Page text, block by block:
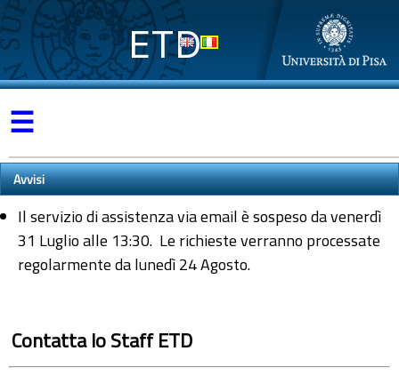
ETD
☰
Avvisi
Il servizio di assistenza via email è sospeso da venerdì
31 Luglio alle 13:30. Le richieste verranno processate
regolarmente da lunedì 24 Agosto.
Contatta lo Staff ETD